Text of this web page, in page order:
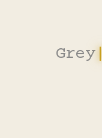
Grey|